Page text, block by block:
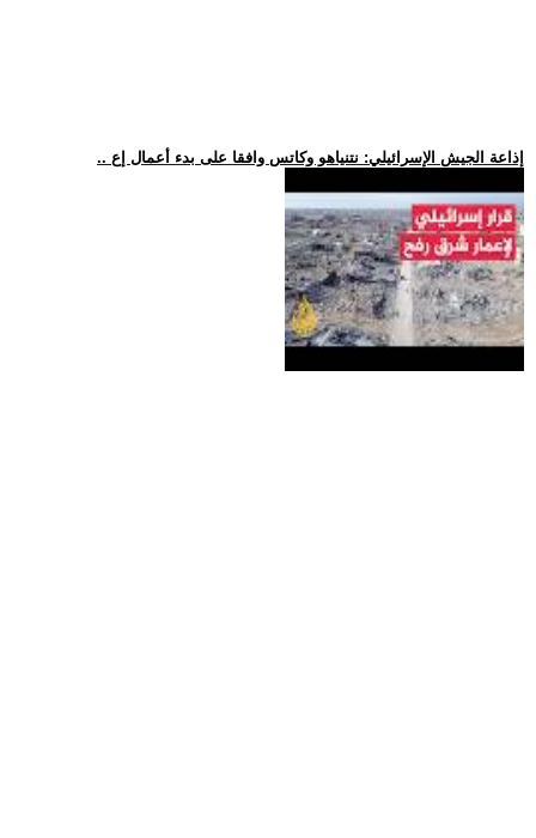
.. إذاعة الجيش الإسرائيلي: نتنياهو وكاتس وافقا على بدء أعمال إع